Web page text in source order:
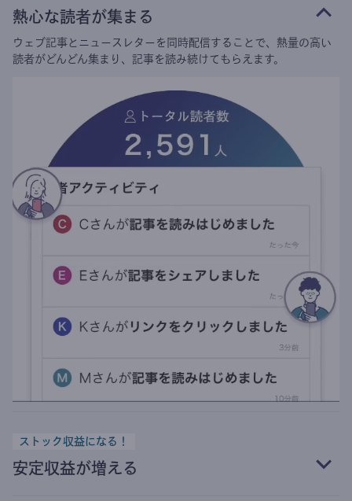
熱心な読者が集まる
ウェブ記事とニュースレターを同時配信することで、熱量の高い
読者がどんどん集まり、記事を読み続けてもらえます。
ストック収益になる！
安定収益が増える